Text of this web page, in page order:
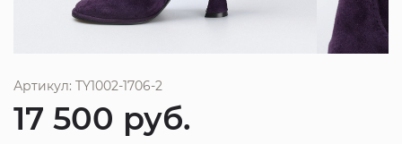
Артикул: TY1002-1706-2
17 500 руб.